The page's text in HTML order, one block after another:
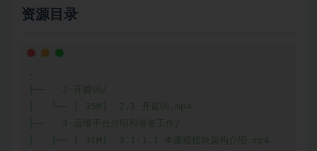
资源目录
.
├──   2-开篇词/
│   └── [ 35M]  2.1-开篇词.mp4
├──   3-运维平台介绍和准备工作/
│   ├── [ 31M]  3.1-1.1 本课程模块架构介绍.mp4